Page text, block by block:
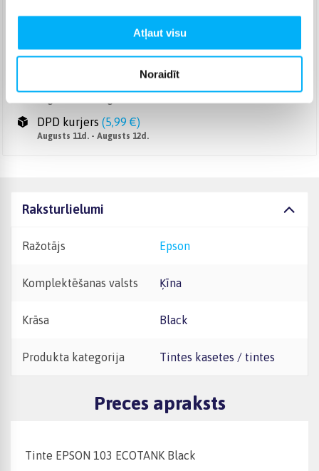
Atļaut visu
Noraidīt
Omniva pakomāts (3,99 €)
Augusts 11d. - Augusts 12d.
Smartposti pakomāts (2,99 €)
DPD kurjers (5,99 €)
Augusts 11d. - Augusts 12d.
Raksturlielumi
Ražotājs Epson
Komplektēšanas valsts Ķīna
Krāsa Black
Produkta kategorija Tintes kasetes / tintes
Preces apraksts
Tinte EPSON 103 ECOTANK Black